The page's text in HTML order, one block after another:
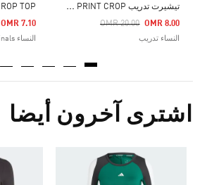
ت
يشيرت تدريب TECHFIT CAMO PRINT CROP
Price Reduced From
OMR 20.00
To OMR 8.00
النساء تدريب
OMR 7.10
النساء Originals
اشترى آخرون أيضا